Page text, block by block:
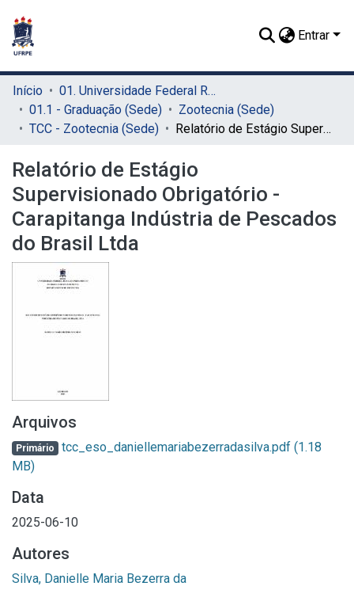
Entrar
Início
01. Universidade Federal Rural de Pernambuco - UFRPE (Sede)
01.1 - Graduação (Sede)
Zootecnia (Sede)
TCC - Zootecnia (Sede)
Relatório de Estágio Supervisionado Obrigatório - Carapitanga Indústria de Pescados do Brasil Ltda
Relatório de Estágio
Supervisionado Obrigatório -
Carapitanga Indústria de Pescados
do Brasil Ltda
Arquivos
Primário tcc_eso_daniellemariabezerradasilva.pdf (1.18
MB)
Data
2025-06-10
Autores
Silva, Danielle Maria Bezerra da